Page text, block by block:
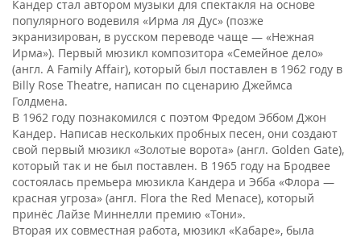
Кандер стал автором музыки для спектакля на основе
популярного водевиля «Ирма ля Дус» (позже
экранизирован, в русском переводе чаще — «Нежная
Ирма»). Первый мюзикл композитора «Семейное дело»
(англ. A Family Affair), который был поставлен в 1962 году в
Billy Rose Theatre, написан по сценарию Джеймса
Голдмена.
В 1962 году познакомился с поэтом Фредом Эббом Джон
Кандер. Написав нескольких пробных песен, они создают
свой первый мюзикл «Золотые ворота» (англ. Golden Gate),
который так и не был поставлен. В 1965 году на Бродвее
состоялась премьера мюзикла Кандера и Эбба «Флора —
красная угроза» (англ. Flora the Red Menace), который
принёс Лайзе Миннелли премию «Тони».
Вторая их совместная работа, мюзикл «Кабаре», была